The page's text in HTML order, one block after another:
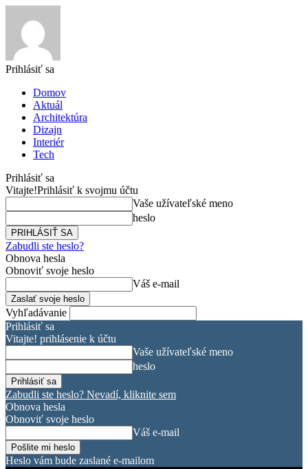
Prihlásiť sa
Domov
Aktuál
Architektúra
Dizajn
Interiér
Tech
Prihlásiť sa
Vitajte!Prihlásiť k svojmu účtu
Vaše užívateľské meno
heslo
Zabudli ste heslo?
Obnova hesla
Obnoviť svoje heslo
Váš e-mail
Vyhľadávanie
Prihlásiť sa
Vitajte! prihlásenie k účtu
Vaše užívateľské meno
heslo
Zabudli ste heslo? Nevadí, kliknite sem
Obnova hesla
Obnoviť svoje heslo
Váš e-mail
Heslo vám bude zaslané e-mailom